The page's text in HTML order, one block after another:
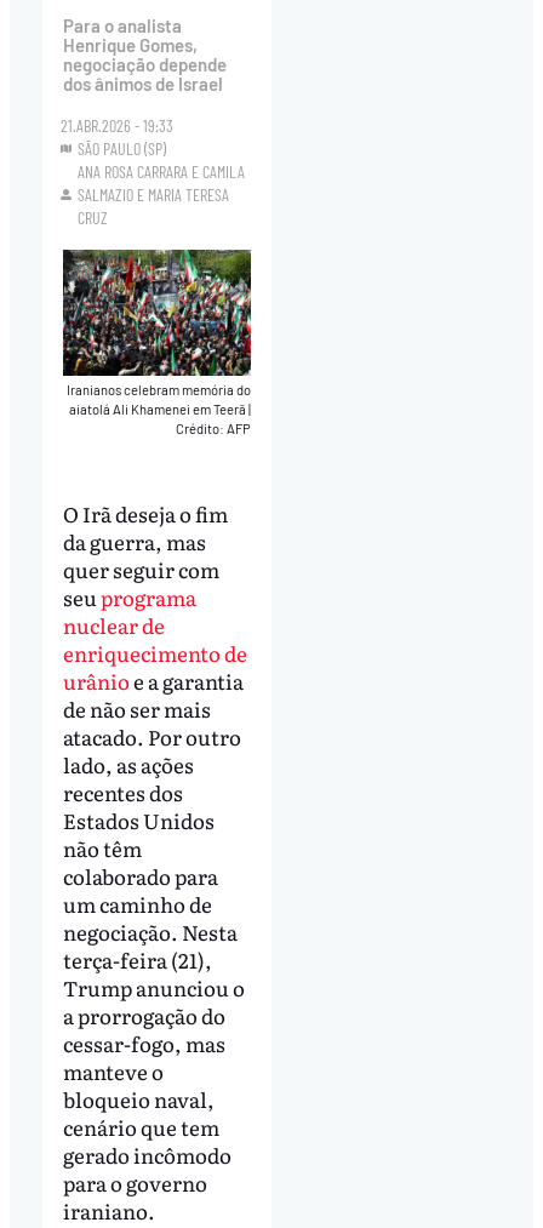
Para o analista
Henrique Gomes,
negociação depende
dos ânimos de Israel
21.ABR.2026 - 19:33
SÃO PAULO (SP)
ANA ROSA CARRARA E CAMILA
SALMAZIO E MARIA TERESA
CRUZ
Iranianos celebram memória do
aiatolá Ali Khamenei em Teerã|
Crédito: AFP
O Irã deseja o fim
da guerra, mas
quer seguir com
seuprograma
nuclear de
enriquecimento de
urânioe a garantia
de não ser mais
atacado. Por outro
lado, as ações
recentes dos
Estados Unidos
não têm
colaborado para
um caminho de
negociação. Nesta
terça-feira (21),
Trump anunciou o
a prorrogação do
cessar-fogo, mas
manteve o
bloqueio naval,
cenário que tem
gerado incômodo
para o governo
iraniano.